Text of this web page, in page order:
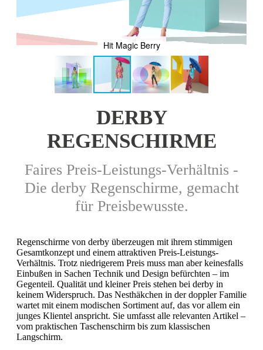
Hit Magic Berry
DERBY
REGENSCHIRME
Faires Preis-Leistungs-Verhältnis -
Die derby Regenschirme, gemacht
für Preisbewusste.
Regenschirme von derby überzeugen mit ihrem stimmigen
Gesamtkonzept und einem attraktiven Preis-Leistungs-
Verhältnis. Trotz niedrigerem Preis muss man aber keinesfalls
Einbußen in Sachen Technik und Design befürchten – im
Gegenteil. Qualität und kleiner Preis stehen bei derby in
keinem Widerspruch. Das Nesthäkchen in der doppler Familie
wartet mit einem modischen Sortiment auf, das vor allem ein
junges Klientel anspricht. Sie umfasst alle relevanten Artikel –
vom praktischen Taschenschirm bis zum klassischen
Langschirm.